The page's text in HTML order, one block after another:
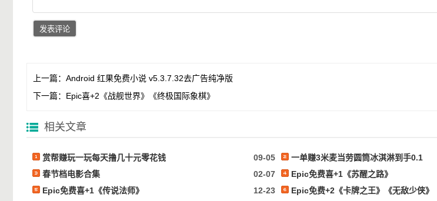
上一篇： Android 红果免费小说 v5.3.7.32去广告纯净版
下一篇： Epic喜+2《战舰世界》《终极国际象棋》
相关文章
赏帮赚玩一玩每天撸几十元零花钱 09-05 一单赚3米麦当劳圆筒冰淇淋到手0.1
春节档电影合集
02-07 Epic免费喜+1《苏醒之路》
Epic免费喜+1《传说法师》
12-23 Epic免费+2《卡牌之王》《无敌少侠》